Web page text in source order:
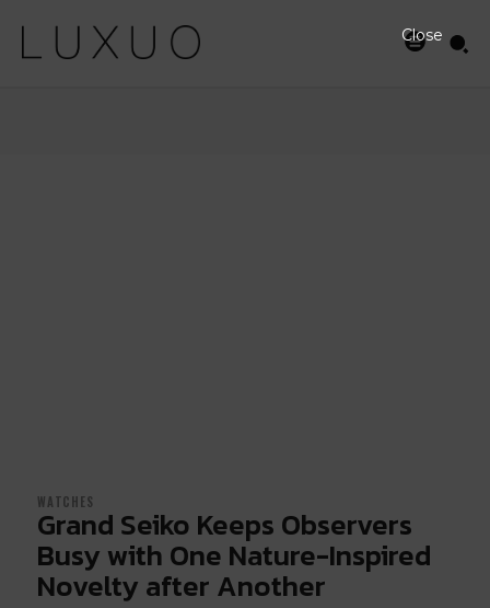
WATCHES
Grand Seiko Keeps Observers
Busy with One Nature-Inspired
Novelty after Another
Close